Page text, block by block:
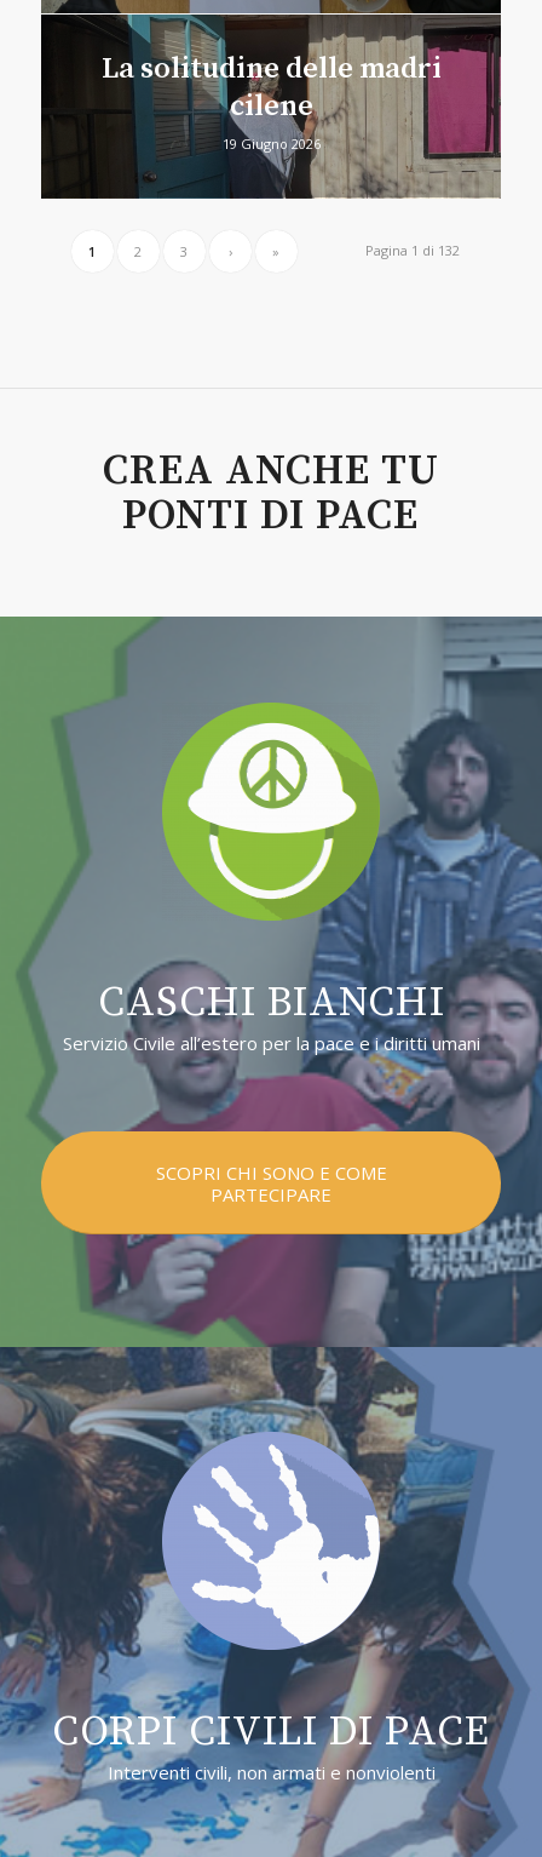
La solitudine delle madri
cilene
19 Giugno 2026
Pagina 1 di 132
1 2 3 › »
CREA ANCHE TU
PONTI DI PACE
CASCHI BIANCHI
Servizio Civile all’estero per la pace e i diritti umani
SCOPRI CHI SONO E COME
PARTECIPARE
CORPI CIVILI DI PACE
Interventi civili, non armati e nonviolenti